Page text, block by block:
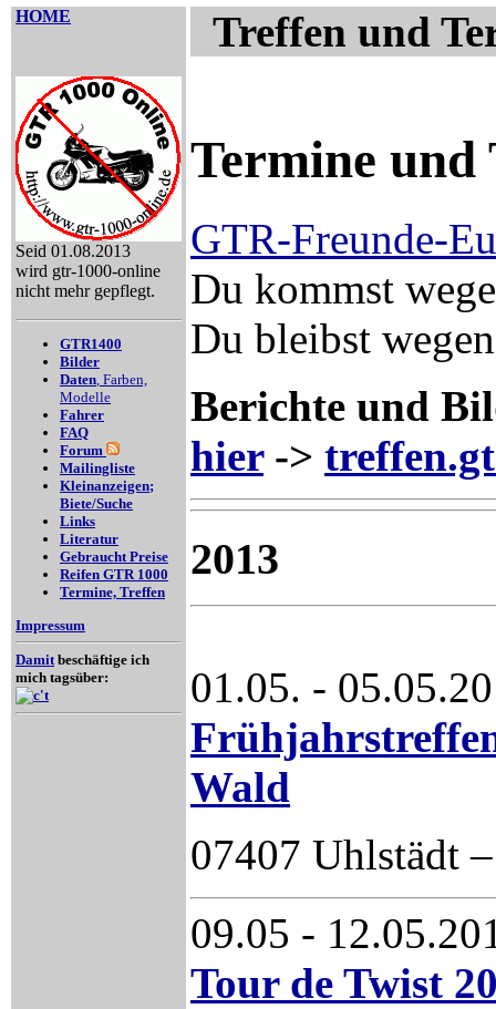
HOME Treffen und
Seid 01.08.2013
wird gtr-1000-online
nicht mehr gepflegt.
GTR1400
Bilder
Daten, Farben,
Modelle
Fahrer
FAQ
Forum
Mailingliste
Kleinanzeigen;
Biete/Suche
Links
Literatur
GebrauchtPreise
Reifen GTR 1000
Termine, Treffen
Impressum
Damit beschäftige ich
mich tagsüber:
Termine
GTR-Freunde-
Du kommst
Du bleibst
Berichte und
hier->
2013
01.05. -
Wald
07407 Uhlstädt
09.05 -
Tour de Twist